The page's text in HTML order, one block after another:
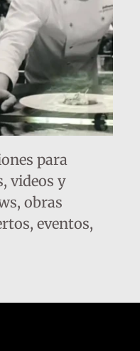
para
videos y
obras
eventos,